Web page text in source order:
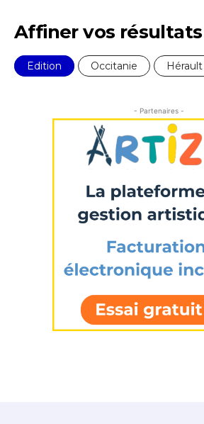
Adresse email*
J'accepte lestermes et conditions
* Champ obligatoire
Adresse email*
J'accepte lestermes et conditions
Affiner vos résultats
Edition Occitanie Hérault
- Partenaires -